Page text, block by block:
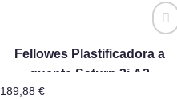
Fellowes Plastificadora a
quente Saturn 3i A3
189,88 €